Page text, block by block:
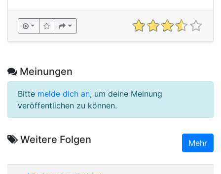
Meinungen
Bitte melde dich an, um deine Meinung
veröffentlichen zu können.
Weitere Folgen Mehr